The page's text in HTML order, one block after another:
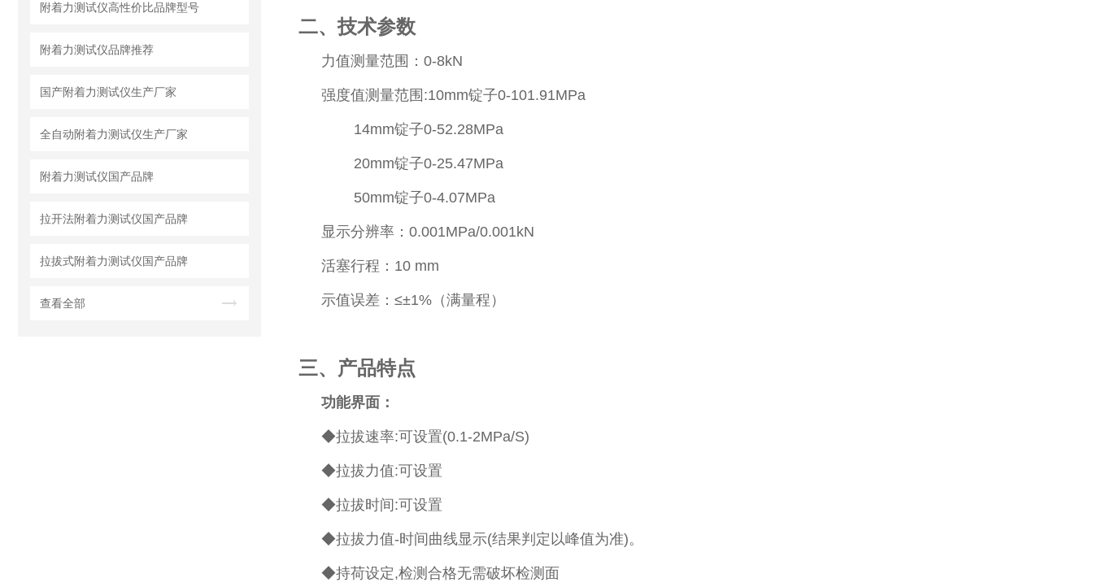
附着力测试仪高性价比品牌型号
附着力测试仪品牌推荐
国产附着力测试仪生产厂家
全自动附着力测试仪生产厂家
附着力测试仪国产品牌
拉开法附着力测试仪国产品牌
拉拔式附着力测试仪国产品牌
查看全部
二、技术参数
力值测量范围：0-8kN
强度值测量范围:10mm锭子0-101.91MPa
14mm锭子0-52.28MPa
20mm锭子0-25.47MPa
50mm锭子0-4.07MPa
显示分辨率：0.001MPa/0.001kN
活塞行程：10 mm
示值误差：≤±1%（满量程）
三、产品特点
功能界面：
◆拉拔速率:可设置(0.1-2MPa/S)
◆拉拔力值:可设置
◆拉拔时间:可设置
◆拉拔力值-时间曲线显示(结果判定以峰值为准)。
◆持荷设定,检测合格无需破坏检测面